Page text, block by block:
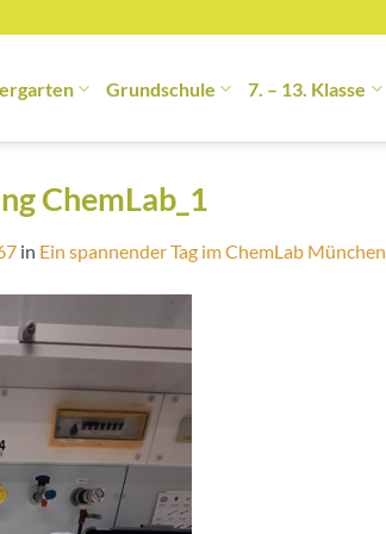
Grundschule 7. – 13. Klasse
ChemLab_1
in Ein spannender Tag im ChemLab München